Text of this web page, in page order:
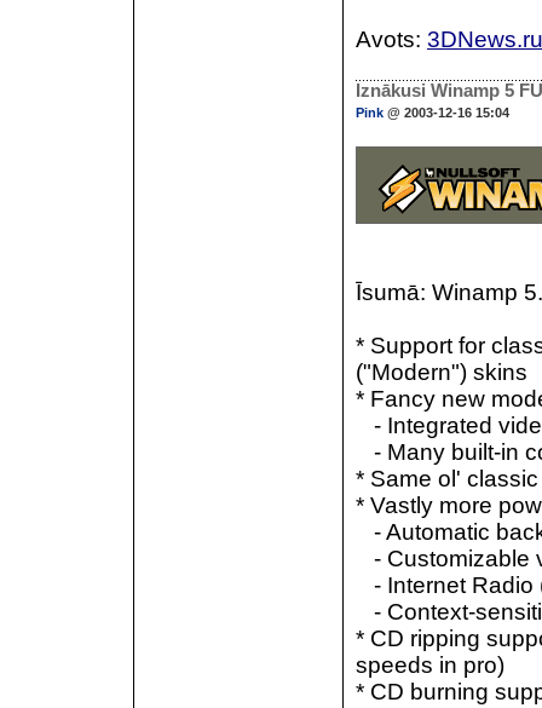
Avots: 3DNews.ru
Iznākusi Winamp 5
Pink @ 2003-12-16 15:04
Īsumā: Winamp
* Support for
("Modern") skins
* Fancy new
- Integrated
- Many built-in
* Same ol'
* Vastly more
- Automatic
- Customizable
- Internet Radio
- Context-
* CD ripping
speeds in pro)
* CD burning